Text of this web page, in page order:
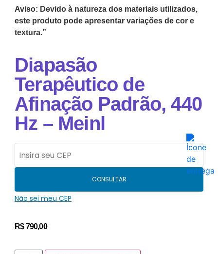
Aviso: Devido à natureza dos materiais utilizados,
este produto pode apresentar variações de cor e
textura.”
Diapasão
Terapêutico de
Afinação Padrão, 440
Hz – Meinl
CONSULTAR
Não sei meu CEP
R$790,00